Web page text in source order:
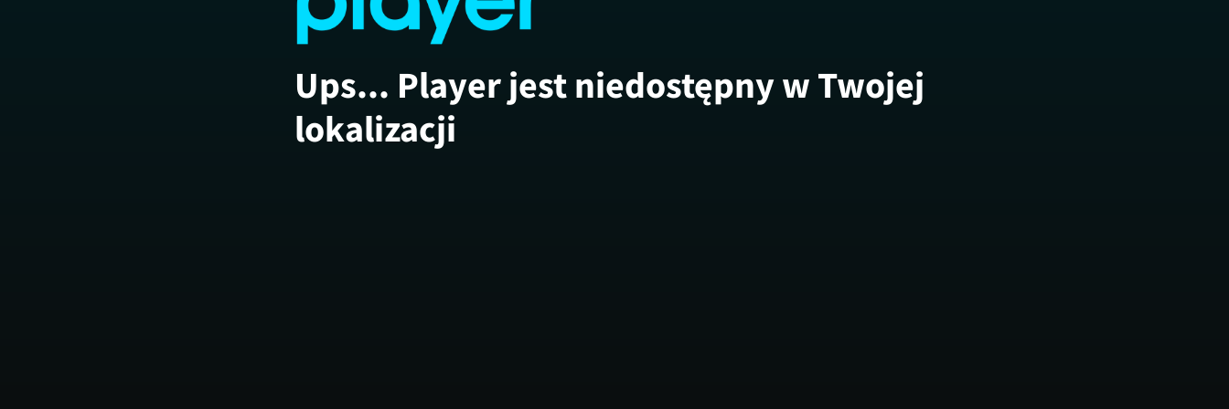
Ups... Player jest niedostępny w Twojej
lokalizacji